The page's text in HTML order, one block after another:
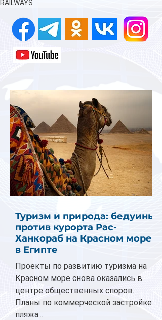
RAILWAYS
Туризм и природа: бедуины
против курорта Рас-
Ханкораб на Красном море
в Египте
Проекты по развитию туризма на
Красном море снова оказались в
центре общественных споров.
Планы по коммерческой застройке
пляжа...